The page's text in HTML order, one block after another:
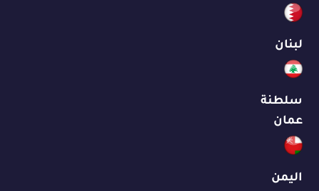
لبنان
سلطنة
عمان
اليمن